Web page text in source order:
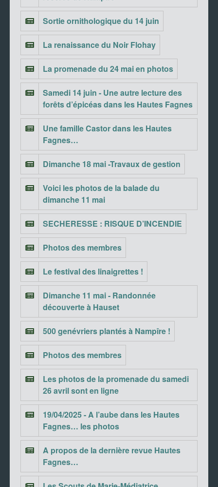
Sortie ornithologique du 14 juin
La renaissance du Noir Flohay
La promenade du 24 mai en photos
Samedi 14 juin - Une autre lecture des
forêts d’épicéas dans les Hautes Fagnes
Une famille Castor dans les Hautes
Fagnes…
Dimanche 18 mai -Travaux de gestion
Voici les photos de la balade du
dimanche 11 mai
SECHERESSE : RISQUE D’INCENDIE
Photos des membres
Le festival des linaigrettes !
Dimanche 11 mai - Randonnée
découverte à Hauset
500 genévriers plantés à Nampîre !
Photos des membres
Les photos de la promenade du samedi
26 avril sont en ligne
19/04/2025 - A l’aube dans les Hautes
Fagnes… les photos
A propos de la dernière revue Hautes
Fagnes…